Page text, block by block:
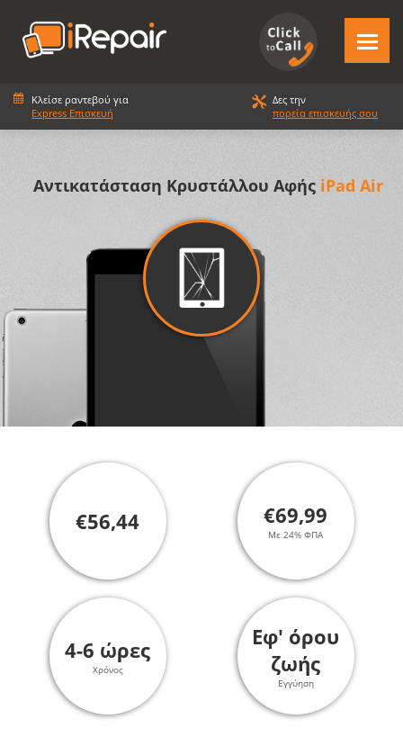
Κλείσε ραντεβού για
Express Επισκευή
Δες την
πορεία επισκευής σου
Αντικατάσταση Κρυστάλλου Αφής iPad Air
€56,44 €69,99
Με 24% ΦΠΑ
4-6 ώρες
Χρόνος
Εφ' όρου
ζωής
Εγγύηση